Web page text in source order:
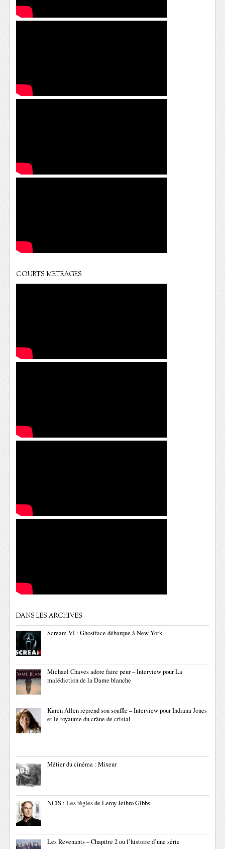
COURTS METRAGES
DANS LES ARCHIVES
Scream VI : Ghostface débarque à New York
Michael Chaves adore faire peur – Interview pour La
malédiction de la Dame blanche
Karen Allen reprend son souffle – Interview pour Indiana Jones
et le royaume du crâne de cristal
Métier du cinéma : Mixeur
NCIS : Les règles de Leroy Jethro Gibbs
Les Revenants – Chapitre 2 ou l’histoire d’une série